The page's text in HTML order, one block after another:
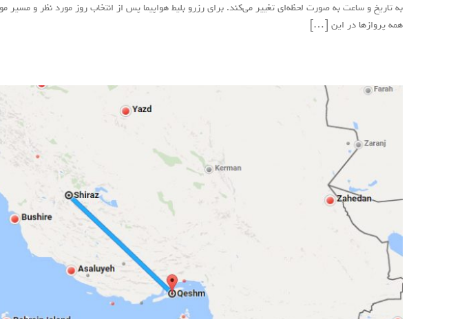
به تاریخ و ساعت به صورت لحظه‌ای تغییر می‌کند. برای رزرو بلیط هواپیما پس از انتخاب روز مورد نظر و مسیر
همه پروازها در این […]